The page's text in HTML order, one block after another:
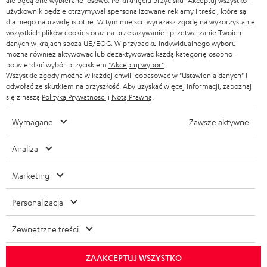
SŁUCHAWKI
SŁUCHAWKI BLUETOOTH
WIEŻE HI-FI
GŁOŚNIKI
ULTIMA
SŁUCHAWKI DOUSZNE
FANSHOP
NOWOŚCI
NEWSLETTER
SKLEPY
KORZYŚCI
TEUFEL STORY
HOLANDIA
BELGIA
FRANCJA
POLSKA
WŁOCHY
STANY ZJEDNOCZONE
INNE KRAJE
Zmiany techniczne, literówki i pomyłki zastrzeżone. Akcesoria pokazane na
zdjęciach nie wchodzą w zakres dostawy. Ewentualne opłaty za utylizację
©2026 Lautsprecher Teufel GmbH - All rights reserved.
Nota prawna OWH
użytkownik będzie otrzymywał spersonalizowane reklamy i treści, które są
dla niego naprawdę istotne. W tym miejscu wyrażasz zgodę na wykorzystanie
wszystkich plików cookies oraz na przekazywanie i przetwarzanie Twoich
danych w krajach spoza UE/EOG. W przypadku indywidualnego wyboru
można również aktywować lub dezaktywować każdą kategorię osobno i
potwierdzić wybór przyciskiem "Akceptuj wybór"
Wszystkie zgody można w każdej chwili dopasować w "Ustawienia danych" i
odwołać ze skutkiem na przyszłość. Aby uzyskać więcej informacji, zapoznaj
się z naszą Polityką Prywatności i Notą Prawną
Wymagane Zawsze aktywne
Analiza
Marketing
Personalizacja
Zewnętrzne treści
ZAAKCEPTUJ WSZYSTKO